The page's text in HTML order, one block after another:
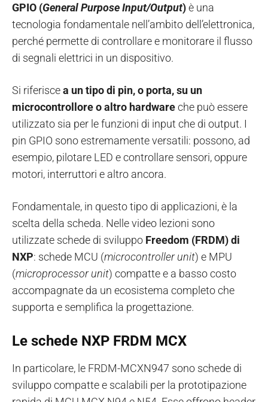
GPIO (General Purpose Input/Output)è una
tecnologia fondamentale nell’ambito dell’elettronica,
perché permette di controllare e monitorare il flusso
di segnali elettrici in un dispositivo.
Si riferiscea un tipo di pin, o porta, su un
microcontrolloreo altro hardwareche può essere
utilizzato sia per le funzioni di input che di output. I
pin GPIO sono estremamente versatili: possono, ad
esempio, pilotare LED e controllare sensori, oppure
motori, interruttori e altro ancora.
Fondamentale, in questo tipo di applicazioni, è la
scelta della scheda. Nelle video lezioni sono
utilizzate schede di sviluppo Freedom (FRDM) di
NXP: schede MCU (microcontroller unit) e MPU
(microprocessor unit) compatte e a basso costo
accompagnate da un ecosistema completo che
supporta e semplifica la progettazione.
Le schede NXP FRDM MCX
In particolare, le FRDM-MCXN947 sono schede di
sviluppo compatte e scalabili per la prototipazione